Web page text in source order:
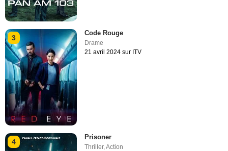
3
Code Rouge
Drame
21 avril 2024 sur ITV
4
Prisoner
Thriller,Action